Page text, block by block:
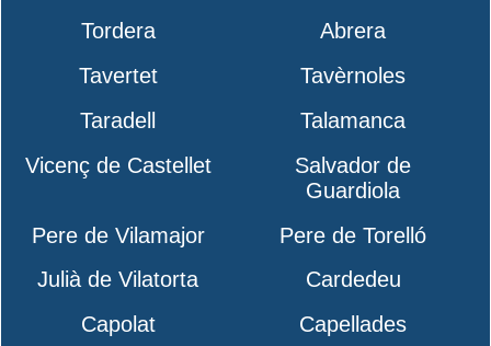
Tordera
Abrera
Tavertet
Tavèrnoles
Taradell
Talamanca
Vicenç de Castellet
Salvador de
Guardiola
Pere de Vilamajor
Pere de Torelló
Julià de Vilatorta
Cardedeu
Capolat
Capellades